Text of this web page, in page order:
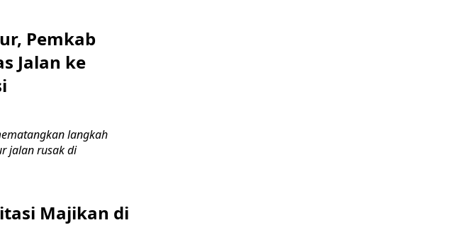
Pemkab
Jalan ke
langkah
jalan rusak di
Majikan di